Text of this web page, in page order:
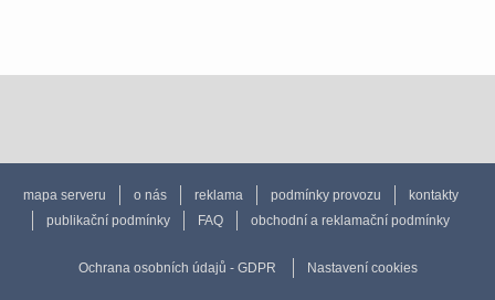
mapa serveru o nás reklama podmínky provozu
kontakty
publikační podmínky
FAQ obchodní a reklamační podmínky
Ochrana osobních údajů - GDPR Nastavení cookies